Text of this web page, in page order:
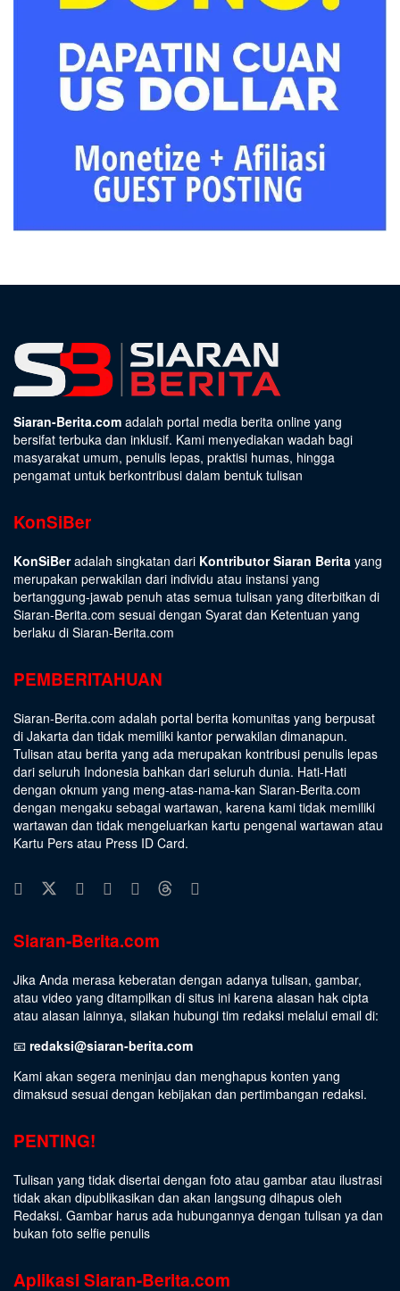
Siaran-Berita.com adalah portal media berita online yang
bersifat terbuka dan inklusif. Kami menyediakan wadah bagi
masyarakat umum, penulis lepas, praktisi humas, hingga
pengamat untuk berkontribusi dalam bentuk tulisan
KonSiBer
KonSiBeradalah singkatan dari Kontributor Siaran Berita yang
merupakan perwakilan dari individu atau instansi yang
bertanggung-jawab penuh atas semua tulisan yang diterbitkan di
Siaran-Berita.com sesuai dengan Syarat dan Ketentuan yang
berlaku di Siaran-Berita.com
PEMBERITAHUAN
Siaran-Berita.com adalah portal berita komunitas yang berpusat
di Jakarta dan tidak memiliki kantor perwakilan dimanapun.
Tulisan atau berita yang ada merupakan kontribusi penulis lepas
dari seluruh Indonesia bahkan dari seluruh dunia. Hati-Hati
dengan oknum yang meng-atas-nama-kan Siaran-Berita.com
dengan mengaku sebagai wartawan, karena kami tidak memiliki
wartawan dan tidak mengeluarkan kartu pengenal wartawan atau
Kartu Pers atau Press ID Card.
Siaran-Berita.com
Jika Anda merasa keberatan dengan adanya tulisan, gambar,
atau video yang ditampilkan di situs ini karena alasan hak cipta
atau alasan lainnya, silakan hubungi tim redaksi melalui email di:
📧 redaksi@siaran-berita.com
Kami akan segera meninjau dan menghapus konten yang
dimaksud sesuai dengan kebijakan dan pertimbangan redaksi.
PENTING!
Tulisan yang tidak disertai dengan foto atau gambar atau ilustrasi
tidak akan dipublikasikan dan akan langsung dihapus oleh
Redaksi. Gambar harus ada hubungannya dengan tulisan ya dan
bukan foto selfie penulis
Aplikasi Siaran-Berita.com